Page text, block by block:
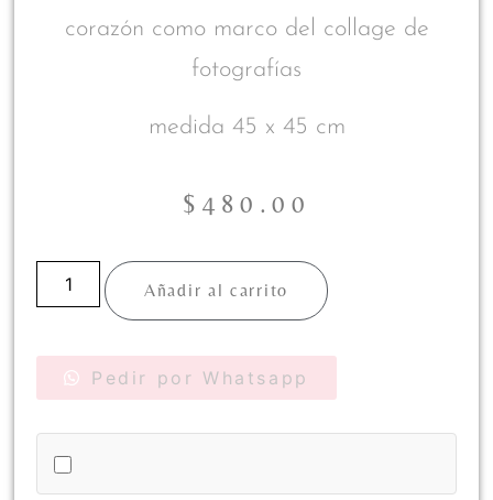
corazón como marco del collage de
fotografías
medida 45 x 45 cm
$ 480.00
Añadir al carrito
Pedir por Whatsapp